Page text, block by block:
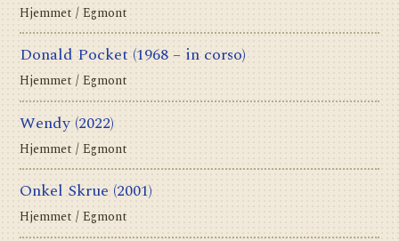
Hjemmet / Egmont
Donald Pocket (1968 – in corso)
Hjemmet / Egmont
Wendy (2022)
Hjemmet / Egmont
Onkel Skrue (2001)
Hjemmet / Egmont